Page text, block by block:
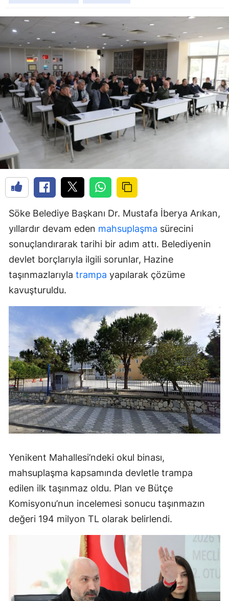
Söke Belediye Başkanı Dr. Mustafa İberya Arıkan,
yıllardır devam eden mahsuplaşma sürecini
sonuçlandırarak tarihi bir adım attı. Belediyenin
devlet borçlarıyla ilgili sorunlar, Hazine
taşınmazlarıyla trampa yapılarak çözüme
kavuşturuldu.
Yenikent Mahallesi’ndeki okul binası,
mahsuplaşma kapsamında devletle trampa
edilen ilk taşınmaz oldu. Plan ve Bütçe
Komisyonu’nun incelemesi sonucu taşınmazın
değeri 194 milyon TL olarak belirlendi.